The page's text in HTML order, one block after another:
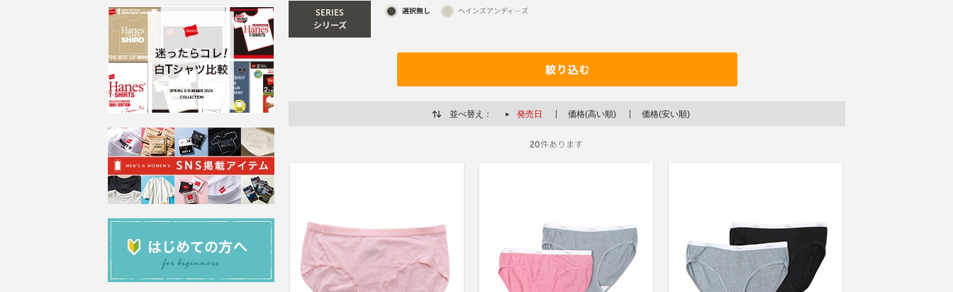
SERIES
シリーズ
選択無し ヘインズアンディ―ズ
並べ替え： 発売日 価格(高い順) 価格(安い順)
20件あります